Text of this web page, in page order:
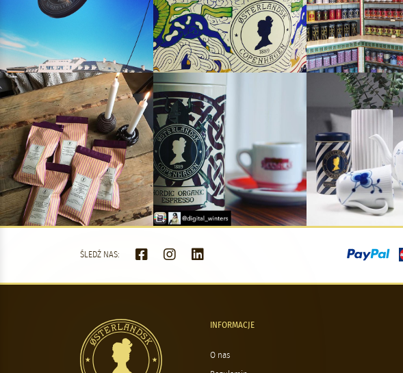
ŚLEDŹ NAS:
INFORMACJE
O nas